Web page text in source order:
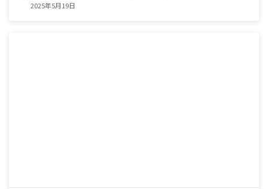
2025年5月19日